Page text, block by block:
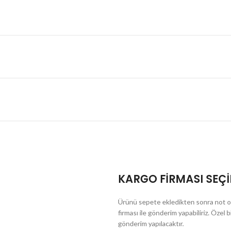
KARGO FİRMASI
Ürünü sepete ekledikten sonra not
firması ile gönderim yapabiliriz. Özel
gönderim yapılacaktır.